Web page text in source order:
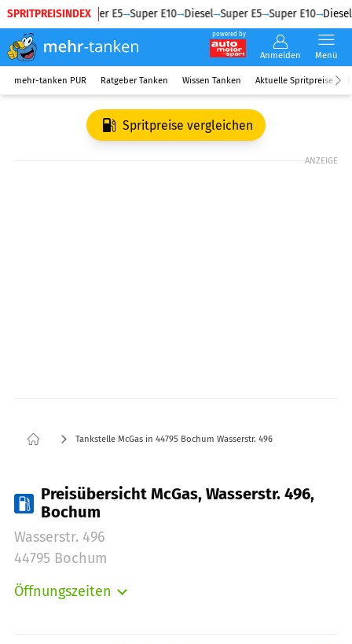
SPRITPREISINDEX
Diesel Super E5 Super E10 Diesel Super E5 Super E10 Diesel
powered by
Anmelden Menü
mehr-tanken PUR Ratgeber Tanken Wissen Tanken Aktuelle Spritpreise
Spritpreise vergleichen
ANZEIGE
Tankstelle McGas in 44795 Bochum Wasserstr. 496
Preisübersicht McGas, Wasserstr. 496,
Bochum
Wasserstr. 496
44795 Bochum
Öffnungszeiten